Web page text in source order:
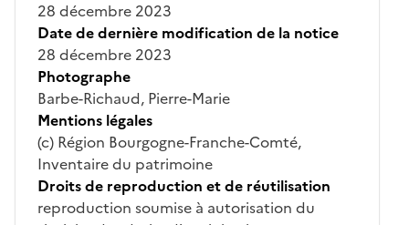
28 décembre 2023
Date de dernière modification de la notice
28 décembre 2023
Photographe
Barbe-Richaud, Pierre-Marie
Mentions légales
(c) Région Bourgogne-Franche-Comté,
Inventaire du patrimoine
Droits de reproduction et de réutilisation
reproduction soumise à autorisation du